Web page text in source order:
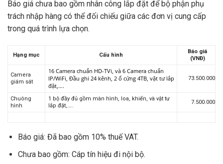
Báo giá chưa bao gồm nhân công lắp đặt để bộ phận phụ
trách nhập hàng có thể đối chiếu giữa các đơn vị cung cấp
trong quá trình lựa chọn.
Hạng mục Cấu hình
Báo giá
(VNĐ)
Camera
giám sát
16 Camera chuẩn HD-TVi, và 6 Camera chuẩn
IP/WiFi, Đầu ghi 24 kênh, 2 ổ cứng 4TB, vật tư lắp
đặt,….
73.500.000
Chuông
hình
1 bộ đầy đủ gồm màn hình, loa, khiển, và vật tư
lắp đặt,…..
7.500.000
Báo giá: Đã bao gồm 10% thuế VAT.
Chưa bao gồm: Cáp tín hiệu đi nội bộ.